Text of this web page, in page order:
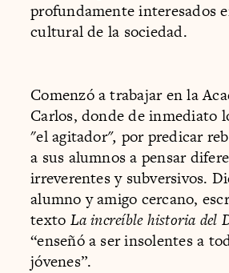
profundamente interesados
cultural de la sociedad.
Comenzó a trabajar en la
Carlos, donde de inmediato
"el agitador", por predicar
a sus alumnos a pensar
irreverentes y subversivos.
alumno y amigo cercano,
texto La increíble historia del
“enseñó a ser insolentes a
jóvenes”.